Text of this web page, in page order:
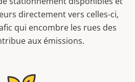
directement vers celles-ci,
qui encombre les rues des
aux émissions.